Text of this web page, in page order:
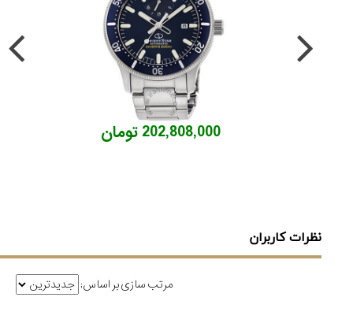
202,808,000 تومان
نظرات کاربران
مرتب سازی بر اساس: